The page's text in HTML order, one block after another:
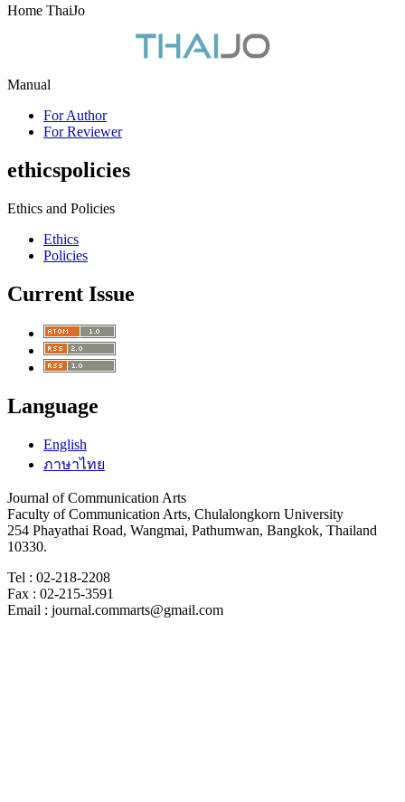
Home ThaiJo
Manual
For Author
For Reviewer
ethicspolicies
Ethics and Policies
Ethics
Policies
Current Issue
Language
English
ภาษาไทย
Journal of Communication Arts
Faculty of Communication Arts, Chulalongkorn University
254 Phayathai Road, Wangmai, Pathumwan, Bangkok, Thailand
10330.
Tel : 02-218-2208
Fax : 02-215-3591
Email : journal.commarts@gmail.com